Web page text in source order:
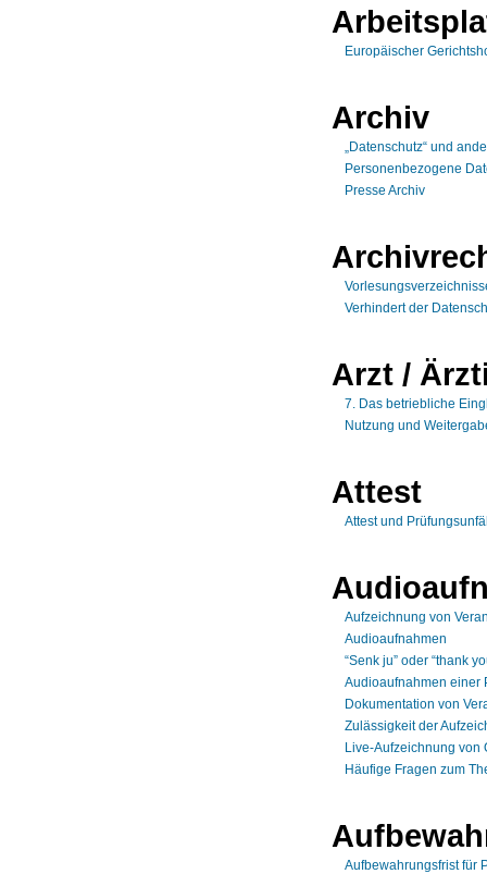
Europäischer
Archiv
„Datenschutz“ und
Personenbezogene
Presse Archiv
Verhindert der
Arzt /
7. Das betriebliche
Nutzung und
Attest
Attest und
Aufzeichnung von
Audioaufnahmen
“Senk ju” oder “thank
Audioaufnahmen einer
Dokumentation von
Zulässigkeit der
Live-Aufzeichnung von
Häufige Fragen zum
Aufbewahrungsfrist für